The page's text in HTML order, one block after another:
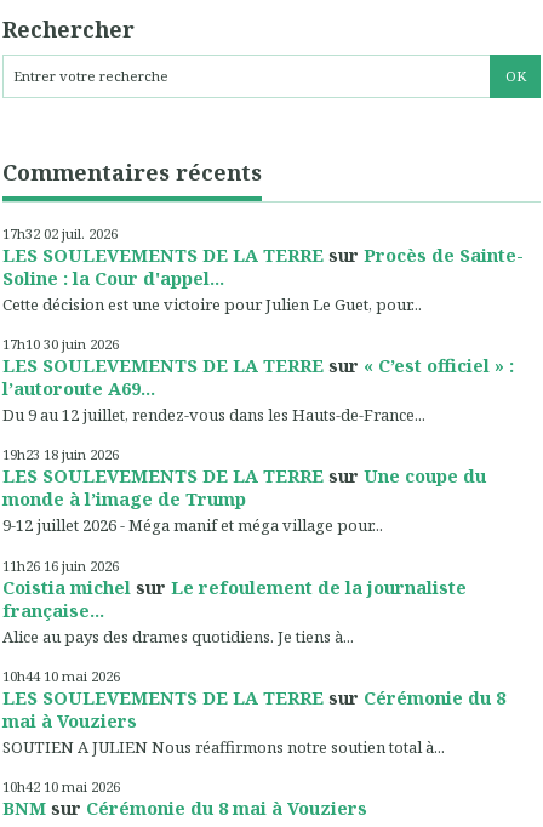
Rechercher
Commentaires récents
17h32 02 juil. 2026
LES SOULEVEMENTS DE LA TERRE sur Procès de Sainte-
Soline : la Cour d'appel...
Cette décision est une victoire pour Julien Le Guet, pour...
17h10 30 juin 2026
LES SOULEVEMENTS DE LA TERRE sur « C’est officiel » :
l’autoroute A69...
Du 9 au 12 juillet, rendez-vous dans les Hauts-de-France...
19h23 18 juin 2026
LES SOULEVEMENTS DE LA TERRE sur Une coupe du
monde à l’image de Trump
9-12 juillet 2026 - Méga manif et méga village pour...
11h26 16 juin 2026
Coistia michel sur Le refoulement de la journaliste
française...
Alice au pays des drames quotidiens. Je tiens à...
10h44 10 mai 2026
LES SOULEVEMENTS DE LA TERRE sur Cérémonie du 8
mai à Vouziers
SOUTIEN A JULIEN Nous réaffirmons notre soutien total à...
10h42 10 mai 2026
BNM sur Cérémonie du 8 mai à Vouziers